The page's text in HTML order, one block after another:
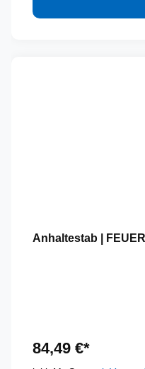
Anhaltestab |
84,49 €*